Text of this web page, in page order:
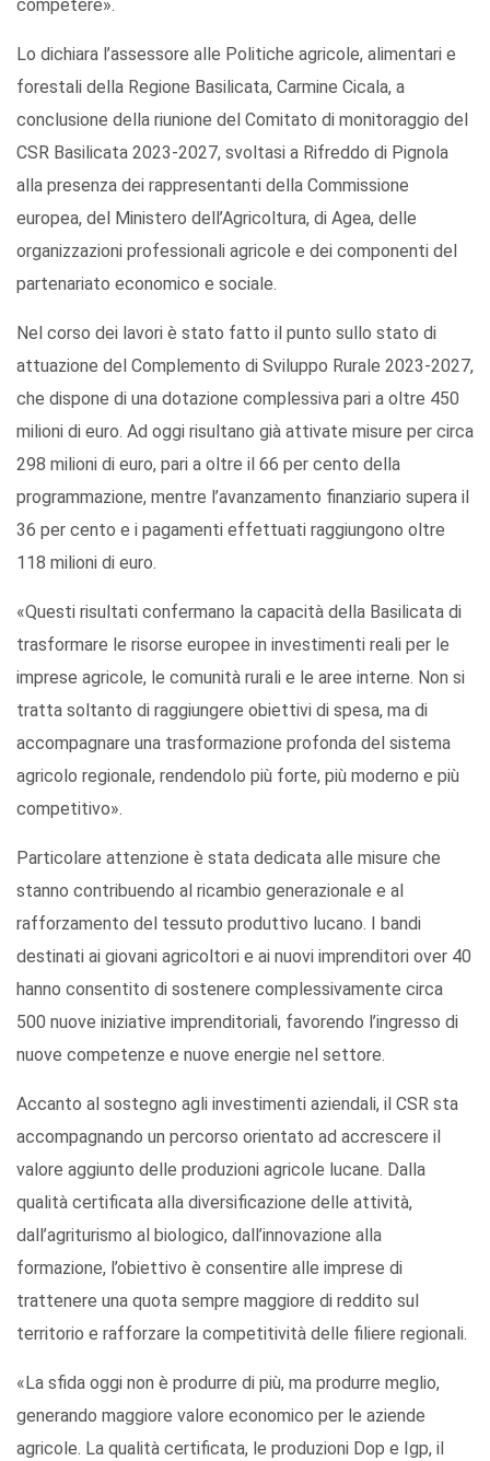
competere».
Lo dichiara l’assessore alle Politiche agricole, alimentari e
forestali della Regione Basilicata, Carmine Cicala, a
conclusione della riunione del Comitato di monitoraggio del
CSR Basilicata 2023-2027, svoltasi a Rifreddo di Pignola
alla presenza dei rappresentanti della Commissione
europea, del Ministero dell’Agricoltura, di Agea, delle
organizzazioni professionali agricole e dei componenti del
partenariato economico e sociale.
Nel corso dei lavori è stato fatto il punto sullo stato di
attuazione del Complemento di Sviluppo Rurale 2023-2027,
che dispone di una dotazione complessiva pari a oltre 450
milioni di euro. Ad oggi risultano già attivate misure per circa
298 milioni di euro, pari a oltre il 66 per cento della
programmazione, mentre l’avanzamento finanziario supera il
36 per cento e i pagamenti effettuati raggiungono oltre
118 milioni di euro.
«Questi risultati confermano la capacità della Basilicata di
trasformare le risorse europee in investimenti reali per le
imprese agricole, le comunità rurali e le aree interne. Non si
tratta soltanto di raggiungere obiettivi di spesa, ma di
accompagnare una trasformazione profonda del sistema
agricolo regionale, rendendolo più forte, più moderno e più
competitivo».
Particolare attenzione è stata dedicata alle misure che
stanno contribuendo al ricambio generazionale e al
rafforzamento del tessuto produttivo lucano. I bandi
destinati ai giovani agricoltori e ai nuovi imprenditori over 40
hanno consentito di sostenere complessivamente circa
500 nuove iniziative imprenditoriali, favorendo l’ingresso di
nuove competenze e nuove energie nel settore.
Accanto al sostegno agli investimenti aziendali, il CSR sta
accompagnando un percorso orientato ad accrescere il
valore aggiunto delle produzioni agricole lucane. Dalla
qualità certificata alla diversificazione delle attività,
dall’agriturismo al biologico, dall’innovazione alla
formazione, l’obiettivo è consentire alle imprese di
trattenere una quota sempre maggiore di reddito sul
territorio e rafforzare la competitività delle filiere regionali.
«La sfida oggi non è produrre di più, ma produrre meglio,
generando maggiore valore economico per le aziende
agricole. La qualità certificata, le produzioni Dop e Igp, il